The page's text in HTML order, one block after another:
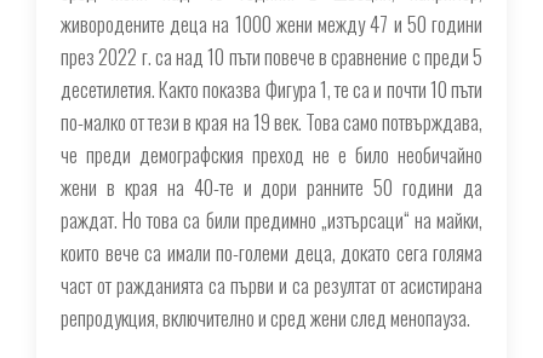
живородените деца на 1000 жени между 47 и 50 години
през 2022 г. са над 10 пъти повече в сравнение с преди 5
десетилетия. Както показва Фигура 1, те са и почти 10 пъти
по-малко от тези в края на 19 век. Това само потвърждава,
че преди демографския преход не е било необичайно
жени в края на 40-те и дори ранните 50 години да
раждат. Но това са били предимно „изтърсаци“ на майки,
които вече са имали по-големи деца, докато сега голяма
част от ражданията са първи и са резултат от асистирана
репродукция, включително и сред жени след менопауза.